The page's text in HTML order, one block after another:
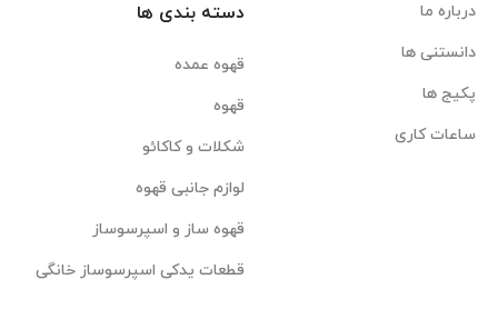
درباره ما
دانستنی ها
پکیج ها
ساعات کاری
دسته بندی ها
قهوه عمده
قهوه
شکلات و کاکائو
لوازم جانبی قهوه
قهوه ساز و اسپرسوساز
قطعات یدکی اسپرسوساز خانگی